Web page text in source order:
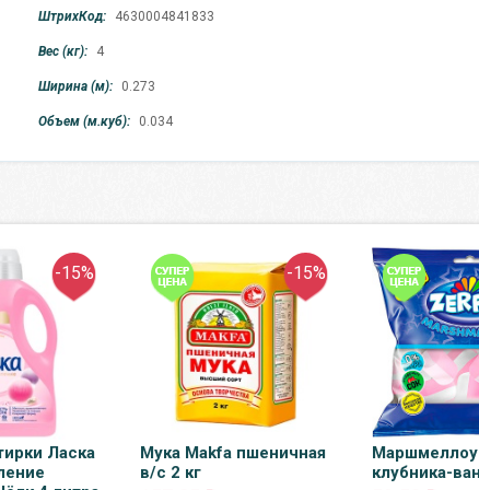
ШтрихКод: 4630004841833
Вес (кг): 4
Ширина (м): 0.273
Объем (м.куб): 0.034
-15%
Ласка
-15%
Мука Makfa пшеничная
в/с 2 кг
клубника-